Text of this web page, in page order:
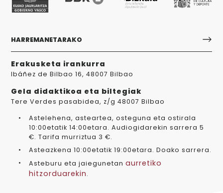
HARREMANETARAKO
Erakusketa irankurra
Ibáñez de Bilbao 16, 48007 Bilbao
Gela didaktikoa eta biltegiak
Tere Verdes pasabidea, z/g 48007 Bilbao
Astelehena, asteartea, osteguna eta ostirala
10:00etatik 14:00etara. Audiogidarekin sarrera 5
€. Tarifa murriztua 3 €.
Asteazkena 10:00etatik 19:00etara. Doako sarrera.
Asteburu eta jaiegunetan aurretiko
hitzorduarekin.